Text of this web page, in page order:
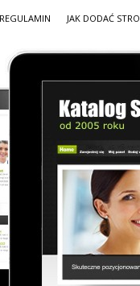
REGULAMIN JAK DODAĆ